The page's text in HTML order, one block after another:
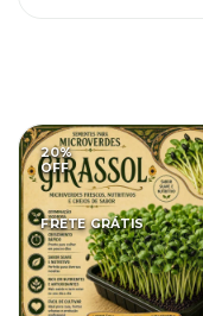
20%
OFF
FRETE GRÁTIS